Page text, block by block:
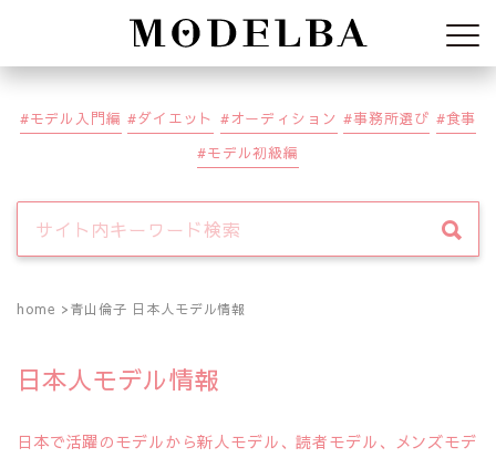
Modelba
モデル入門編 ダイエット オーディション 事務所選び
食事
モデル初級編
home 青山倫子 日本人モデル情報
日本人モデル情報
日本で活躍のモデルから新人モデル、読者モデル、メンズモデ